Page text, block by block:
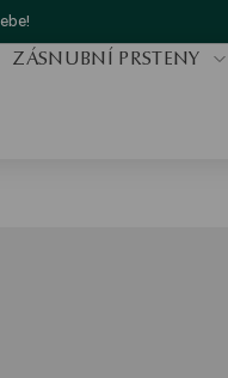
ZÁSNUBNÍ PRSTENY